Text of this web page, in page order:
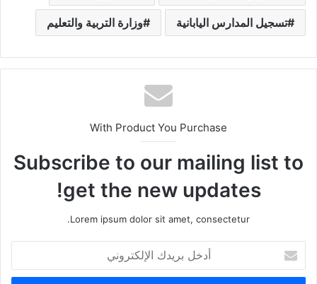
تسجيل المدارس اليابانية وزارة التربية والتعليم
With Product You Purchase
Subscribe to our mailing list to
get the new updates!
Lorem ipsum dolor sit amet, consectetur.
خ